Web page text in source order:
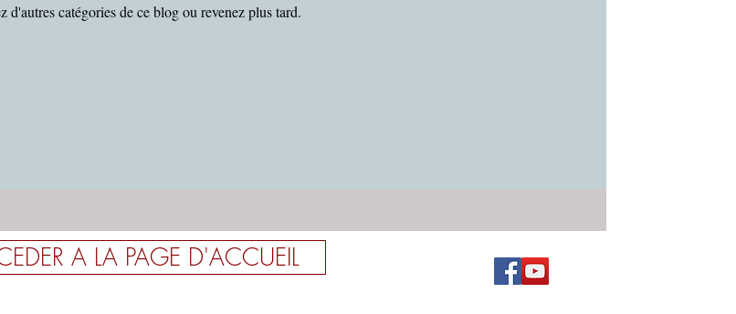
d'autres catégories de ce blog ou revenez plus tard.
A LA PAGE D'ACCUEIL